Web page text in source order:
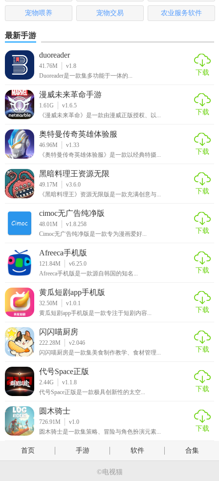
宠物喂养 宠物交易 农业服务软件
最新手游
duoreader
41.76M
v1.8
Duoreader是一款集多功能于一体的...
下载
漫威未来革命手游
1.61G
v1.6.5
《漫威未来革命》是一款由漫威正版授权、以...
下载
奥特曼传奇英雄体验服
46.96M
v1.33
《奥特曼传奇英雄体验服》是一款以经典特摄...
下载
黑暗料理王资源无限
49.17M
v3.6.0
《黑暗料理王》资源无限版是一款充满创意与...
下载
cimoc无广告纯净版
48.01M
v1.8.258
Cimoc无广告纯净版是一款专为漫画爱好...
下载
Afreeca手机版
121.84M
v6.25.0
Afreeca手机版是一款源自韩国的知名...
下载
黄瓜短剧app手机版
32.50M
v1.0.1
黄瓜短剧app手机版是一款专注于短剧内容...
下载
闪闪喵厨房
222.28M
v2.046
闪闪喵厨房是一款集美食制作教学、食材管理...
下载
代号Space正版
2.44G
v1.1.8
代号Space正版是一款极具创新性的太空...
下载
圆木骑士
726.91M
v1.0
圆木骑士是一款集策略、冒险与角色扮演元素...
下载
首页 手游 软件 合集
©电视猫